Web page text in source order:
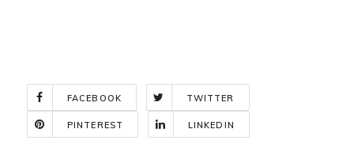
FACEBOOK TWITTER
PINTEREST LINKEDIN